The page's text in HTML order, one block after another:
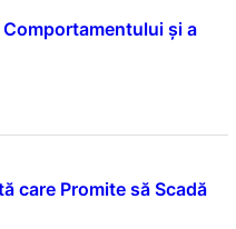
și a
care Promite să Scadă